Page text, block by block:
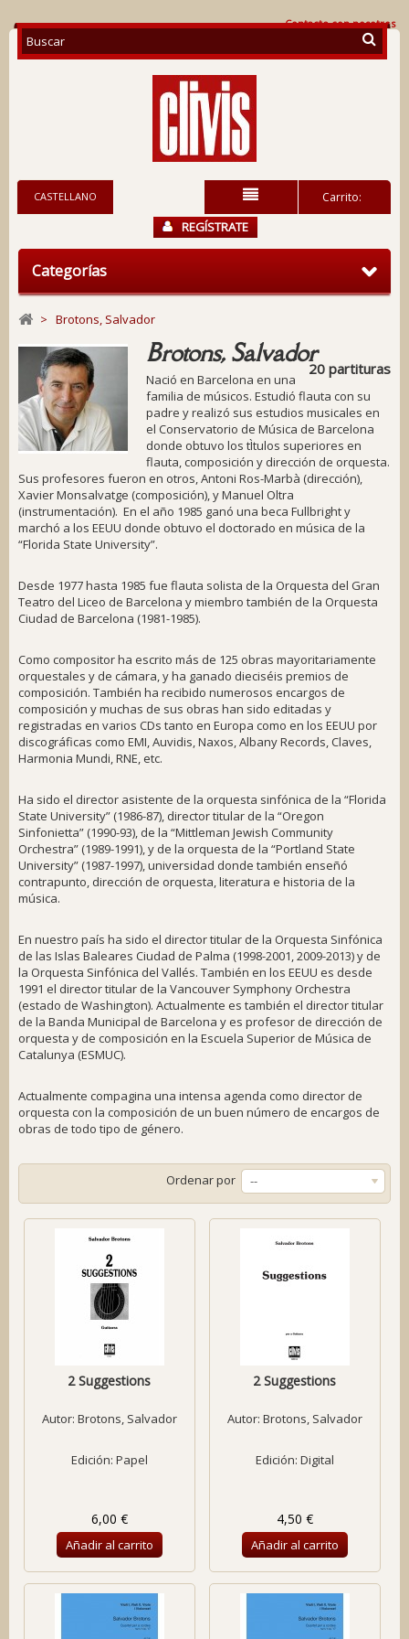
Contacte con nosotros
Carrito:
CASTELLANO
REGÍSTRATE
Categorías
> Brotons, Salvador
Brotons, Salvador
20 partituras
Nació en Barcelona en una
familia de músicos. Estudió flauta con su
padre y realizó sus estudios musicales en
el Conservatorio de Música de Barcelona
donde obtuvo los tÌtulos superiores en
flauta, composición y dirección de orquesta.
Sus profesores fueron en otros, Antoni Ros-Marbà (dirección),
Xavier Monsalvatge (composición), y Manuel Oltra
(instrumentación). En el año 1985 ganó una beca Fullbright y
marchó a los EEUU donde obtuvo el doctorado en música de la
“Florida State University”.
Desde 1977 hasta 1985 fue flauta solista de la Orquesta del Gran
Teatro del Liceo de Barcelona y miembro también de la Orquesta
Ciudad de Barcelona (1981-1985).
Como compositor ha escrito más de 125 obras mayoritariamente
orquestales y de cámara, y ha ganado dieciséis premios de
composición. También ha recibido numerosos encargos de
composición y muchas de sus obras han sido editadas y
registradas en varios CDs tanto en Europa como en los EEUU por
discográficas como EMI, Auvidis, Naxos, Albany Records, Claves,
Harmonia Mundi, RNE, etc.
Ha sido el director asistente de la orquesta sinfónica de la “Florida
State University” (1986-87), director titular de la “Oregon
Sinfonietta” (1990-93), de la “Mittleman Jewish Community
Orchestra” (1989-1991), y de la orquesta de la “Portland State
University” (1987-1997), universidad donde también enseñó
contrapunto, dirección de orquesta, literatura e historia de la
música.
En nuestro país ha sido el director titular de la Orquesta Sinfónica
de las Islas Baleares Ciudad de Palma (1998-2001, 2009-2013) y de
la Orquesta Sinfónica del Vallés. También en los EEUU es desde
1991 el director titular de la Vancouver Symphony Orchestra
(estado de Washington). Actualmente es también el director titular
de la Banda Municipal de Barcelona y es profesor de dirección de
orquesta y de composición en la Escuela Superior de Música de
Catalunya (ESMUC).
Actualmente compagina una intensa agenda como director de
orquesta con la composición de un buen número de encargos de
obras de todo tipo de género.
Ordenar por --
2 Suggestions
Autor: Brotons, Salvador
Edición: Papel
6,00 €
Añadir al carrito
2 Suggestions
Autor: Brotons, Salvador
Edición: Digital
4,50 €
Añadir al carrito